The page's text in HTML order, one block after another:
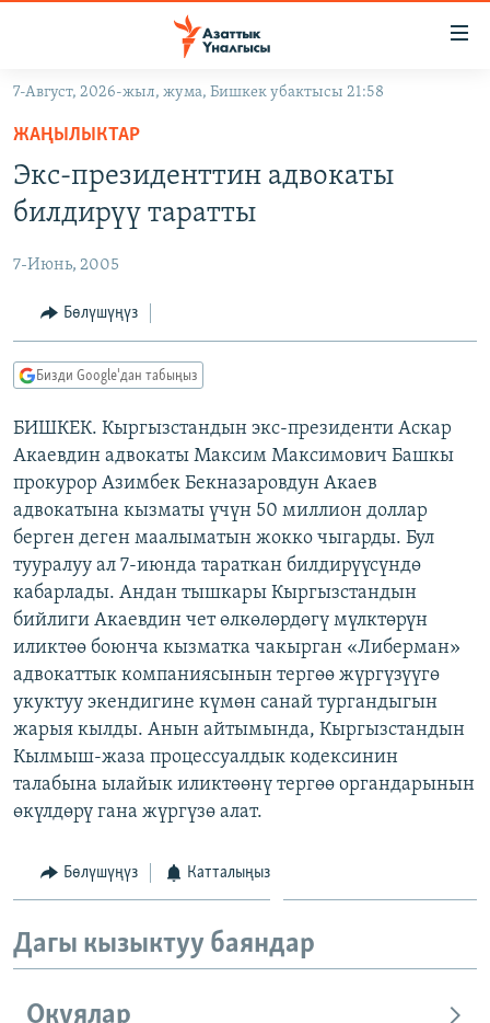
Навигацияга
өтүңүз
Издөөгө
салыңызКЫРГЫЗСТАН
ЭКОНОМИКА
МАДАНИЯТ
ДҮЙНӨ
БОРБОР АЗИЯ
УКРАИНА
АТАЙЫН ИЛИКТӨӨ
ТВ ПРОГРАММАЛАР
ЭКСПЕРТТЕР ТАЛДАЙТ
БИЗ ЖАНА ДҮЙНӨ
ЭЖЕ-СИҢДИЛЕР
АЗАТТЫК+
ЫҢГАЙСЫЗ СУРООЛОР
ӨЗГӨЧӨ ПИКИР
Русский
ОНЛАЙН ШЕРИНЕ
ЭЕ/АРнун бардык сайттары
7-Август, 2026-жыл, жума, Бишкек убактысы 21:58
ЖАҢЫЛЫКТАР
Экс-президенттин адвокаты
билдирүү таратты
7-Июнь, 2005
Бөлүшүңүз
Бизди Google'дан табыңыз
БИШКЕК. Кыргызстандын экс-президенти Аскар
Акаевдин адвокаты Максим Максимович Башкы
прокурор Азимбек Бекназаровдун Акаев
адвокатына кызматы үчүн 50 миллион доллар
берген деген маалыматын жокко чыгарды. Бул
тууралуу ал 7-июнда тараткан билдирүүсүндө
кабарлады. Андан тышкары Кыргызстандын
бийлиги Акаевдин чет өлкөлөрдөгү мүлктөрүн
иликтөө боюнча кызматка чакырган «Либерман»
адвокаттык компаниясынын тергөө жүргүзүүгө
укуктуу экендигине күмөн санай тургандыгын
жарыя кылды. Анын айтымында, Кыргызстандын
Кылмыш-жаза процессуалдык кодексинин
талабына ылайык иликтөөнү тергөө органдарынын
өкүлдөрү гана жүргүзө алат.
Бөлүшүңүз Катталыңыз
Дагы кызыктуу баяндар
Окуялар